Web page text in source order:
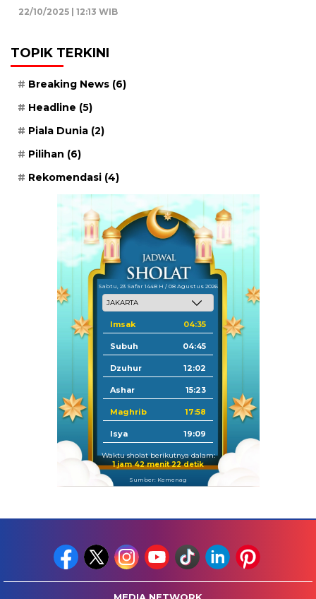
22/10/2025 | 12:13 WIB
TOPIK TERKINI
Breaking News (6)
Headline (5)
Piala Dunia (2)
Pilihan (6)
Rekomendasi (4)
Sabtu, 23 Safar 1448 H / 08 Agustus 2026
Imsak 04:35
Subuh 04:45
Dzuhur 12:02
Ashar 15:23
Maghrib 17:58
Isya 19:09
Waktu sholat berikutnya dalam:
1 jam 42 menit 22 detik
Sumber: Kemenag
MEDIA NETWORK